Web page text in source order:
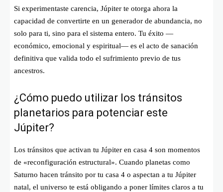
Si experimentaste carencia, Júpiter te otorga ahora la
capacidad de convertirte en un generador de abundancia, no
solo para ti, sino para el sistema entero. Tu éxito —
económico, emocional y espiritual— es el acto de sanación
definitiva que valida todo el sufrimiento previo de tus
ancestros.
¿Cómo puedo utilizar los tránsitos
planetarios para potenciar este
Júpiter?
Los tránsitos que activan tu Júpiter en casa 4 son momentos
de «reconfiguración estructural». Cuando planetas como
Saturno hacen tránsito por tu casa 4 o aspectan a tu Júpiter
natal, el universo te está obligando a poner límites claros a tu